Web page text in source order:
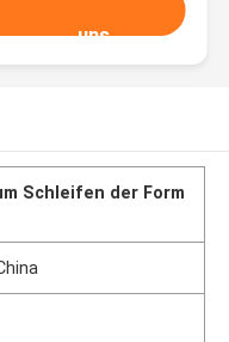
uns
Schleifen der Form